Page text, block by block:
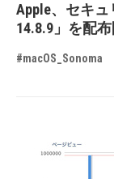
Apple、セキュ
14.8.9」を配
#macOS_Sonoma